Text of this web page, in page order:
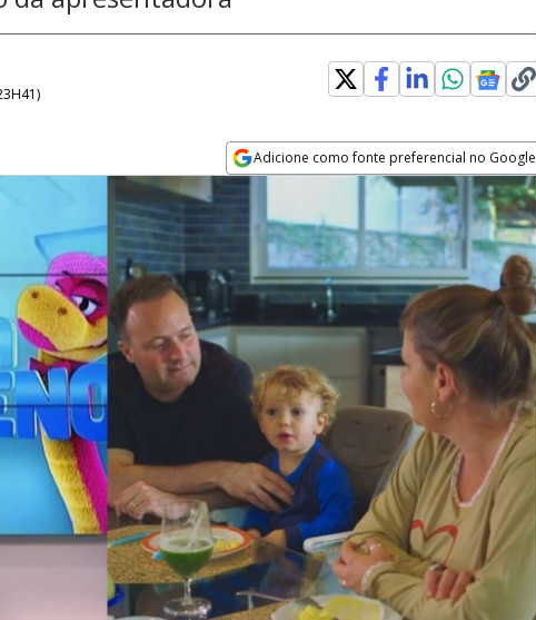
)
Adicione como fonte preferencial no Google
Opens in new window